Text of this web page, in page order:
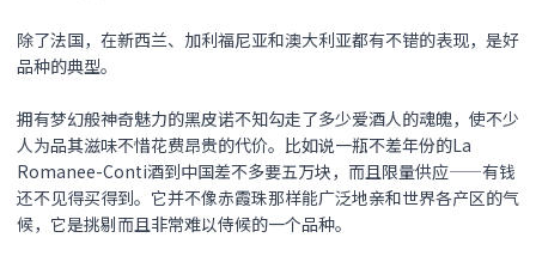
除了法国，在新西兰、加利福尼亚和澳大利亚都有不错的表现，是好
品种的典型。
拥有梦幻般神奇魅力的黑皮诺不知勾走了多少爱酒人的魂魄，使不少
人为品其滋味不惜花费昂贵的代价。比如说一瓶不差年份的La
Romanee-Conti酒到中国差不多要五万块，而且限量供应——有钱
还不见得买得到。它并不像赤霞珠那样能广泛地亲和世界各产区的气
候，它是挑剔而且非常难以侍候的一个品种。